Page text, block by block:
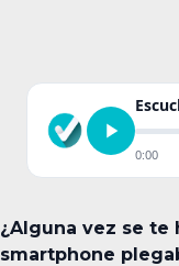
0:00
¿Alguna vez se te
smartphone